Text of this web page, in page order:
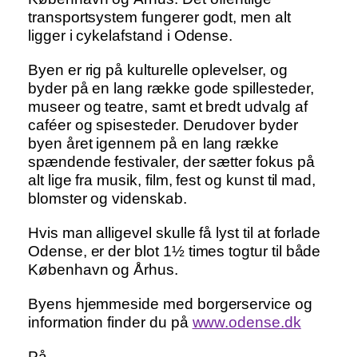
transportsystem fungerer godt, men alt
ligger i cykelafstand i Odense.
Byen er rig på kulturelle oplevelser, og
byder på en lang række gode spillesteder,
museer og teatre, samt et bredt udvalg af
caféer og spisesteder. Derudover byder
byen året igennem på en lang række
spændende festivaler, der sætter fokus på
alt lige fra musik, film, fest og kunst til mad,
blomster og videnskab.
Hvis man alligevel skulle få lyst til at forlade
Odense, er der blot 1½ times togtur til både
København og Århus.
Byens hjemmeside med borgerservice og
information finder du på www.odense.dk